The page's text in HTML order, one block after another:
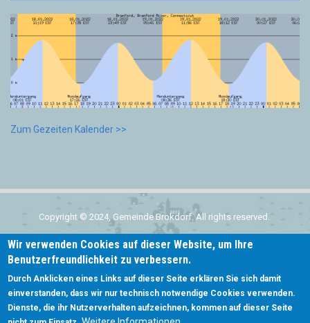
Zum Gezeiten Kalender >>
Copyright © 2024, Gemeinde Brokdorf. All rights reserved.
Subfooter
menu
Kontakt
Login
Wir verwenden Cookies auf dieser Website, um Ihre
Benutzerfreundlichkeit zu verbessern.
Durch Anklicken eines Links auf dieser Seite erklären Sie sich damit
einverstanden, dass wir nur technisch notwendige Cookies verwenden.
Dienste, die ihr Nutzerverhalten aufzeichnen, kommen auf dieser Seite